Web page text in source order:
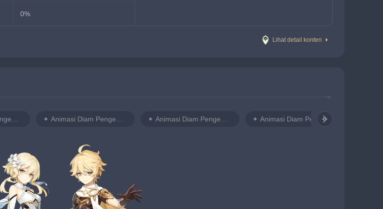
0%
Lihat detail konten
Animasi Diam Pengembara Laki laki 2